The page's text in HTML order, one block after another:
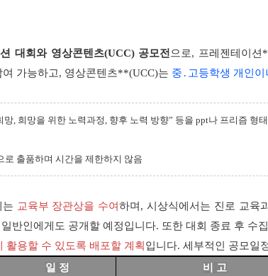
대회와 영상콘텐츠(UCC) 공모전 으로, 프레젠테이션
가능하고, 영상콘텐츠**(UCC)는 중․고등학생 개인
, 희망을 위한 노력과정, 향후 노력 방향” 등을 ppt나 프리즘 형
출품하며 시간을 제한하지 않음
는 교육부 장관상을 수여하며, 시상식에서는 진로 교육
반인에게도 공개할 예정입니다. 또한 대회 종료 후 수집
활용할 수 있도록 배포할 계획입니다. 세부적인 공모일
일 정
비 고